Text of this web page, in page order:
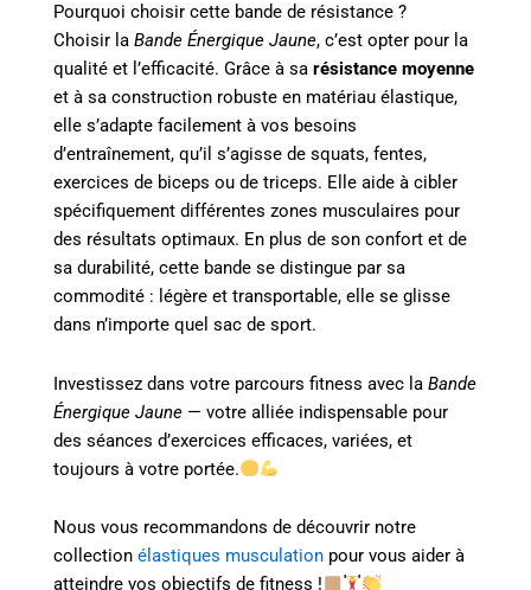
Pourquoi choisir cette bande de résistance ?
Choisir la Bande Énergique Jaune, c’est opter pour la
qualité et l’efficacité. Grâce à sa résistance moyenne
et à sa construction robuste en matériau élastique,
elle s’adapte facilement à vos besoins
d’entraînement, qu’il s’agisse de squats, fentes,
exercices de biceps ou de triceps. Elle aide à cibler
spécifiquement différentes zones musculaires pour
des résultats optimaux. En plus de son confort et de
sa durabilité, cette bande se distingue par sa
commodité : légère et transportable, elle se glisse
dans n’importe quel sac de sport.
Investissez dans votre parcours fitness avec la Bande
Énergique Jaune — votre alliée indispensable pour
des séances d’exercices efficaces, variées, et
toujours à votre portée.
Nous vous recommandons de découvrir notre
collection élastiques musculation pour vous aider à
atteindre vos objectifs de fitness !